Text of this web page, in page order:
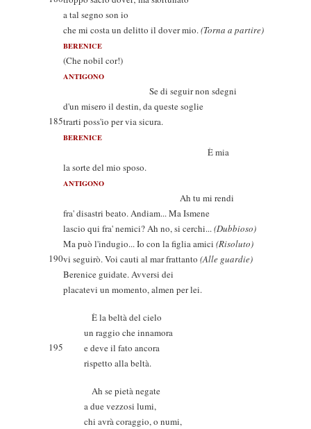
a tal segno son io
che mi costa un delitto il dover mio.(Torna a partire)
BERENICE
(Che nobil cor!)
ANTIGONO
Se di seguir non sdegni
d'un misero il destin, da queste soglie
185trarti poss'io per via sicura.
BERENICE
È mia
la sorte del mio sposo.
ANTIGONO
Ah tu mi rendi
fra' disastri beato. Andiam... Ma Ismene
lascio qui fra' nemici? Ah no, si cerchi...(Dubbioso)
Ma può l'indugio... Io con la figlia amici (Risoluto)
190vi seguirò. Voi cauti al mar frattanto (Alle guardie)
Berenice guidate. Avversi dei
placatevi un momento, almen per lei.
È la beltà del cielo
un raggio che innamora
195
e deve il fato ancora
rispetto alla beltà.
Ah se pietà negate
a due vezzosi lumi,
chi avrà coraggio, o numi,